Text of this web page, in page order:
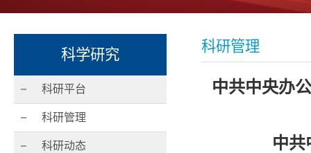
科学研究
科研平台
科研管理
科研动态
科研管理
中共中央办
中共